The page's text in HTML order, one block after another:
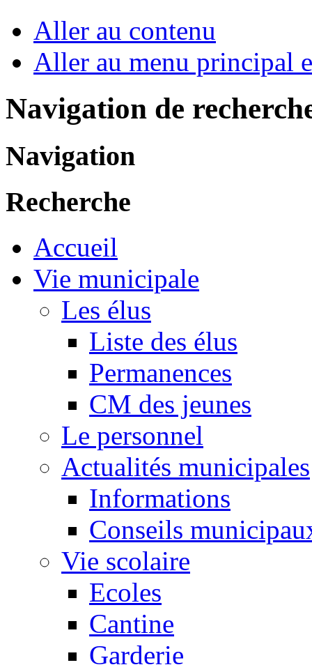
Aller au contenu
Aller au menu principal
Navigation de
Navigation
Recherche
Accueil
Vie municipale
Les élus
Liste des élus
Permanences
CM des jeunes
Le personnel
Actualités municipales
Informations
Conseils
Vie scolaire
Ecoles
Cantine
Garderie